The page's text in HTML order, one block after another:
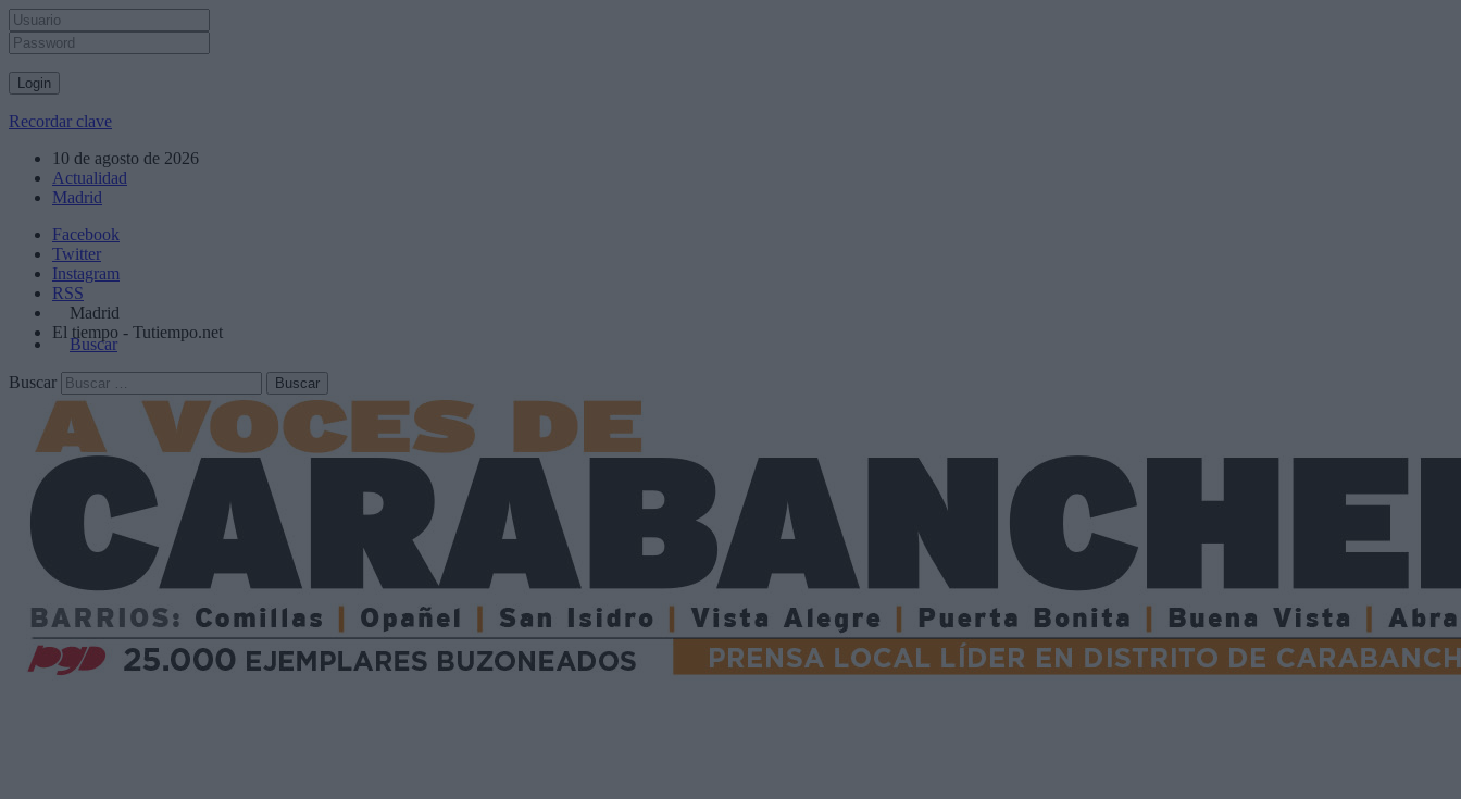
Recordar clave
10 de agosto de 2026
Actualidad
Madrid
Facebook
Twitter
Instagram
RSS
Madrid
El tiempo - Tutiempo.net
Buscar
Buscar